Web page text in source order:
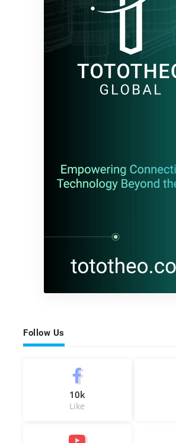
Follow Us
10k
Like